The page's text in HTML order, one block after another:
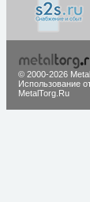
© 2000-2026
Использование
MetalTorg.Ru